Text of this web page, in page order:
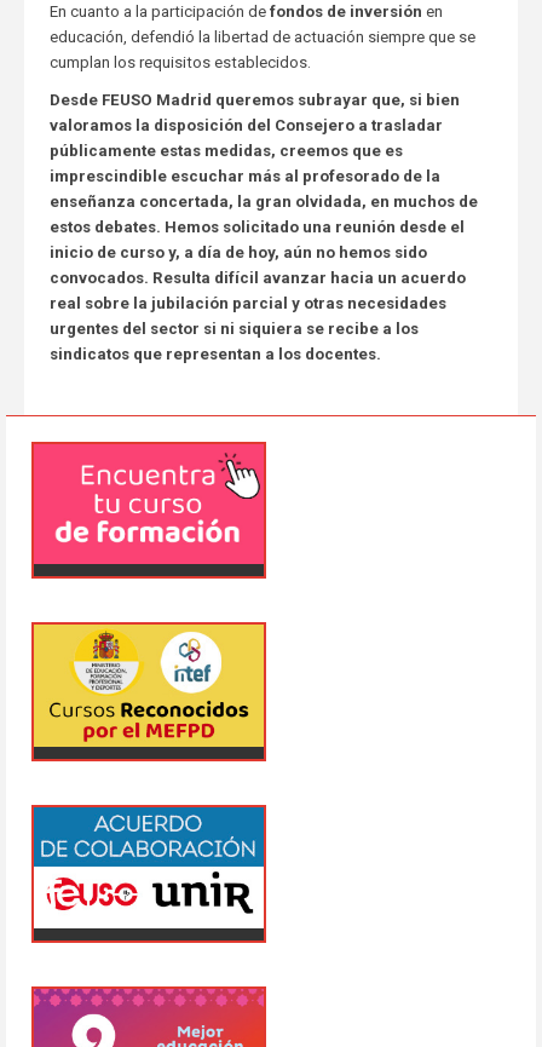
En cuanto a la participación de fondos de inversión en
educación, defendió la libertad de actuación siempre que se
cumplan los requisitos establecidos.
Desde FEUSO Madrid queremos subrayar que, si bien
valoramos la disposición del Consejero a trasladar
públicamente estas medidas, creemos que es
imprescindible escuchar más al profesorado de la
enseñanza concertada, la gran olvidada, en muchos de
estos debates. Hemos solicitado una reunión desde el
inicio de curso y, a día de hoy, aún no hemos sido
convocados. Resulta difícil avanzar hacia un acuerdo
real sobre la jubilación parcial y otras necesidades
urgentes del sector si ni siquiera se recibe a los
sindicatos que representan a los docentes.